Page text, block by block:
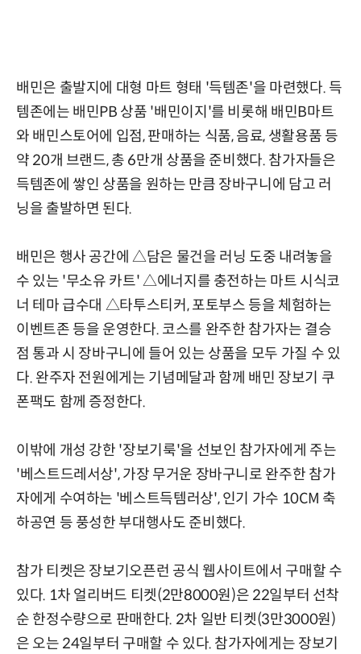
배민은 출발지에 대형 마트 형태 '득템존'을 마련했다. 득
템존에는 배민PB 상품 '배민이지'를 비롯해 배민B마트
와 배민스토어에 입점, 판매하는 식품, 음료, 생활용품 등
약 20개 브랜드, 총 6만개 상품을 준비했다. 참가자들은
득템존에 쌓인 상품을 원하는 만큼 장바구니에 담고 러
닝을 출발하면 된다.
배민은 행사 공간에 △담은 물건을 러닝 도중 내려놓을
수 있는 '무소유 카트' △에너지를 충전하는 마트 시식코
너 테마 급수대 △타투스티커, 포토부스 등을 체험하는
이벤트존 등을 운영한다. 코스를 완주한 참가자는 결승
점 통과 시 장바구니에 들어 있는 상품을 모두 가질 수 있
다. 완주자 전원에게는 기념메달과 함께 배민 장보기 쿠
폰팩도 함께 증정한다.
이밖에 개성 강한 '장보기룩'을 선보인 참가자에게 주는
'베스트드레서상', 가장 무거운 장바구니로 완주한 참가
자에게 수여하는 '베스트득템러상', 인기 가수 10CM 축
하공연 등 풍성한 부대행사도 준비했다.
참가 티켓은 장보기오픈런 공식 웹사이트에서 구매할 수
있다. 1차 얼리버드 티켓(2만8000원)은 22일부터 선착
순 한정수량으로 판매한다. 2차 일반 티켓(3만3000원)
은 오는 24일부터 구매할 수 있다. 참가자에게는 장보기